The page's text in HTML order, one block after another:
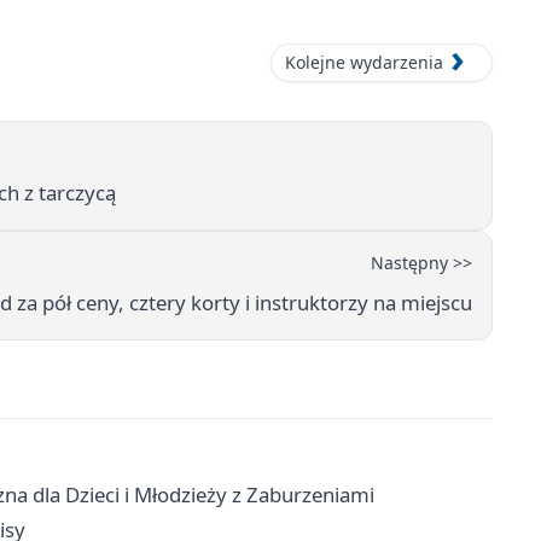
Kolejne wydarzenia
z tarczycą
Następny >>
za pół ceny, cztery korty i instruktorzy na miejscu
dla Dzieci i Młodzieży z Zaburzeniami